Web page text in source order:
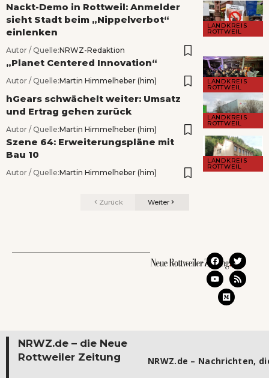
LANDKREIS
ROTTWEIL
Nackt-Demo in Rottweil: Anmelder
sieht Stadt beim „Nippelverbot“
einlenken
Autor / Quelle:NRWZ-Redaktion
LANDKREIS
ROTTWEIL
„Planet Centered Innovation“
Autor / Quelle:Martin Himmelheber (him)
LANDKREIS
ROTTWEIL
hGears schwächelt weiter: Umsatz
und Ertrag gehen zurück
Autor / Quelle:Martin Himmelheber (him)
LANDKREIS
ROTTWEIL
Szene 64: Erweiterungspläne mit
Bau 10
Autor / Quelle:Martin Himmelheber (him)
Zurück Weiter
NRWZ.de – die Neue
Rottweiler Zeitung
NRWZ.de – Nachrichten,